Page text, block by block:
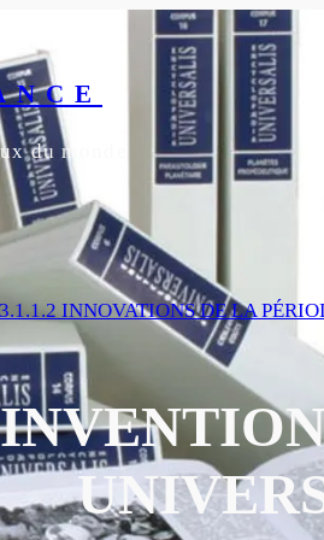
du monde
3.1.1.2 INNOVATIONS DE LA